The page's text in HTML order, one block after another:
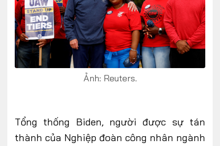
Ảnh: Reuters.
Tổng thống Biden, người được sự tán
thành của Nghiệp đoàn công nhân ngành